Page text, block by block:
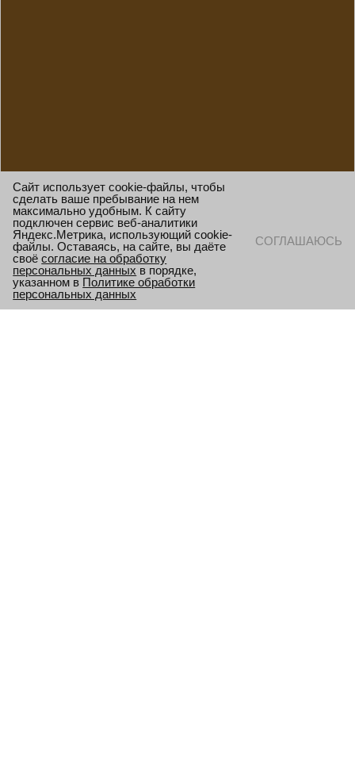
Сайт использует cookie-файлы, чтобы
сделать ваше пребывание на нем
максимально удобным. К сайту
подключен сервис веб-аналитики
Яндекс.Метрика, использующий cookie-
файлы. Оставаясь, на сайте, вы даёте
своёсогласие на обработку
персональных данных в порядке,
указанном в Политике обработки
персональных данных
СОГЛАШАЮСЬ